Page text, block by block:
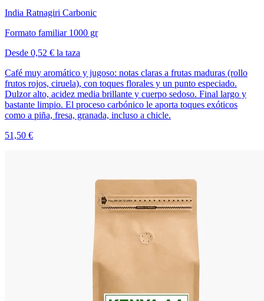
India Ratnagiri Carbonic
Formato familiar 1000 gr
Desde 0,52 € la taza
Café muy aromático y jugoso: notas claras a frutas maduras (rollo
frutos rojos, ciruela), con toques florales y un punto especiado.
Dulzor alto, acidez media brillante y cuerpo sedoso. Final largo y
bastante limpio. El proceso carbónico le aporta toques exóticos
como a piña, fresa, granada, incluso a chicle.
51,50 €